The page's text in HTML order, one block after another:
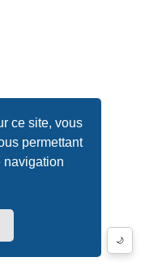
ce site, vous
permettant
navigation
🌙